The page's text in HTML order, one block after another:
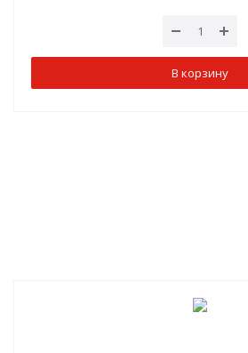
В корзину